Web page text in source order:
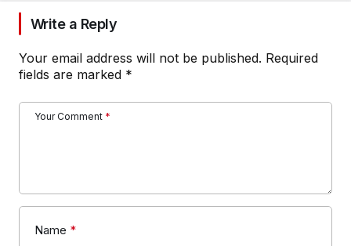
Write a Reply
Your email address will not be published. Required
fields are marked *
Your Comment *
Name *